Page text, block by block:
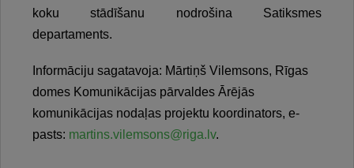
koku stādīšanu nodrošina Satiksmes
departaments.
Informāciju sagatavoja: Mārtiņš Vilemsons, Rīgas
domes Komunikācijas pārvaldes Ārējās
komunikācijas nodaļas projektu koordinators, e-
pasts: martins.vilemsons@riga.lv.